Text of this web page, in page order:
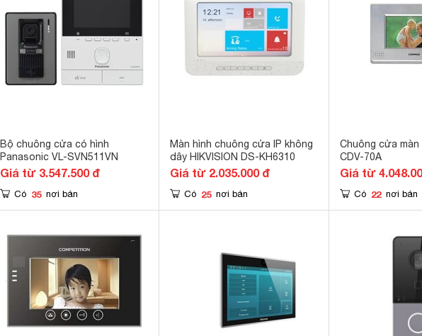
Bộ chuông cửa có hình
Panasonic VL-SVN511VN
Giá từ 3.547.500 đ
Có 35 nơi bán
Màn hình chuông cửa IP không
dây HIKVISION DS-KH6310
Giá từ 2.035.000 đ
Có 25 nơi bán
Chuông cửa màn
CDV-70A
Giá từ
Có 22 nơi bán